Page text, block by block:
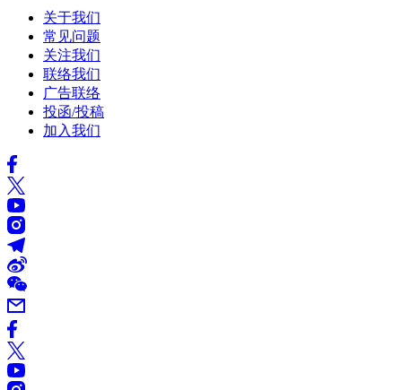
关于我们
常见问题
关注我们
联络我们
广告联络
投函/投稿
加入我们